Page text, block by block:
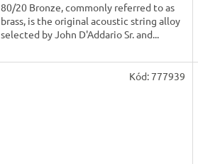
80/20 Bronze, commonly referred to as
brass, is the original acoustic string alloy
selected by John D'Addario Sr. and...
Kód:777939